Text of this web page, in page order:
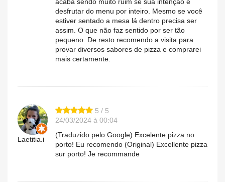
desfrutar do menu por inteiro. Mesmo se você
estiver sentado a mesa lá dentro precisa ser
assim. O que não faz sentido por ser tão
pequeno. De resto recomendo a visita para
provar diversos sabores de pizza e comprarei
mais certamente.
Laetitia.i
5 / 5
24/03/2024 à 00:04
(Traduzido pelo Google) Excelente pizza no
porto! Eu recomendo (Original) Excellente pizza
sur porto! Je recommande